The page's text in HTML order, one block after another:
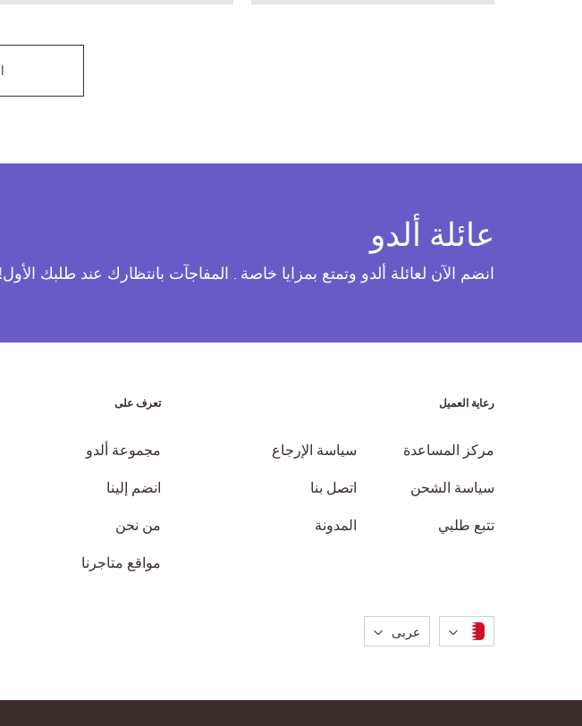
عائلة ألدو
انضم الآن لعائلة ألدو وتمتع بمزايا خاصة . المفاجآت بانتظارك عند طلبك الأول!
رعاية العميل
مركز المساعدة
سياسة الإرجاع
سياسة الشحن
اتصل بنا
تتبع طلبي
المدونة
تعرف على
مجموعة ألدو
انضم إلينا
من نحن
مواقع متاجرنا
لغة
عربى